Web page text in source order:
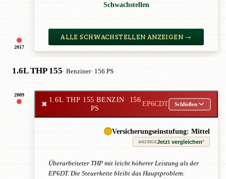
2017
Schwachstellen
ALLE SCHWACHSTELLEN ANZEIGEN →
1.6L THP 155· Benziner· 156 PS
2009
✖
1.6L THP 155 BENZIN· 156
PS
EP6CDT Schließen
Versicherungseinstufung: Mittel
ANZEIGEJetzt vergleichen*
Überarbeiteter THP mit leicht höherer Leistung als der
EP6DT. Die Steuerkette bleibt das Hauptproblem: